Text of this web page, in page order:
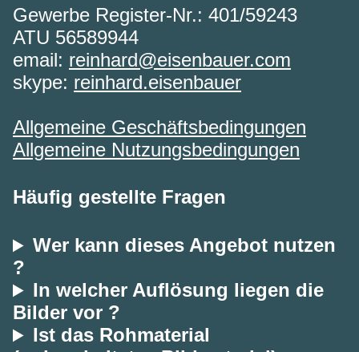
Gewerbe Register-Nr.: 401/59243
ATU 56589944
email: reinhard@eisenbauer.com
skype: reinhard.eisenbauer
Allgemeine Geschäftsbedingungen
Allgemeine Nutzungsbedingungen
Häufig gestellte Fragen
Wer kann dieses Angebot nutzen
?
In welcher Auflösung liegen die
Bilder vor ?
Ist das Rohmaterial